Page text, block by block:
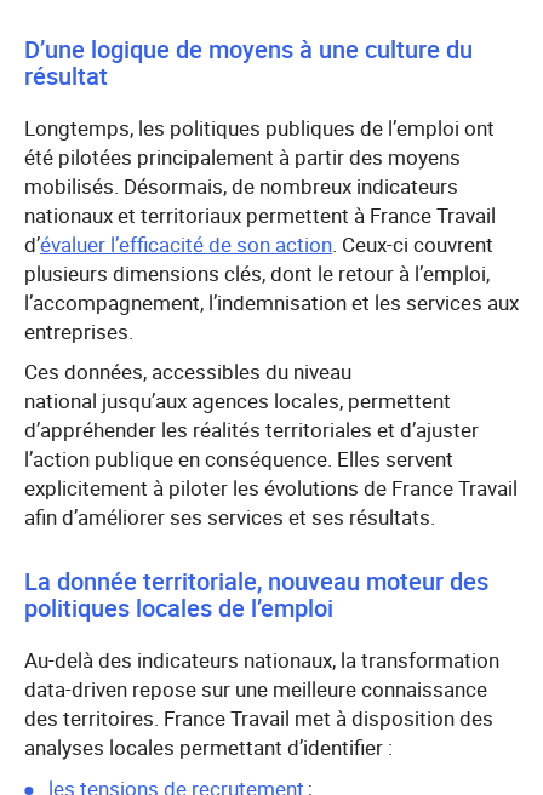
D’une logique de moyens à une culture du
résultat
Longtemps, les politiques publiques de l’emploi ont
été pilotées principalement à partir des moyens
mobilisés. Désormais, de nombreux indicateurs
nationaux et territoriaux permettent à France Travail
d’évaluer l’efficacité de son action. Ceux-ci couvrent
plusieurs dimensions clés, dont le retour à l’emploi,
l’accompagnement, l’indemnisation et les services aux
entreprises.
Ces données, accessibles du niveau
national jusqu’aux agences locales, permettent
d’appréhender les réalités territoriales et d’ajuster
l’action publique en conséquence. Elles servent
explicitement à piloter les évolutions de France Travail
afin d’améliorer ses services et ses résultats.
La donnée territoriale, nouveau moteur des
politiques locales de l’emploi
Au-delà des indicateurs nationaux, la transformation
data-driven repose sur une meilleure connaissance
des territoires. France Travail met à disposition des
analyses locales permettant d’identifier :
les tensions de recrutement ;